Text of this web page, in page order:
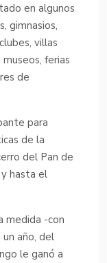
en algunos
gimnasios,
villas
ferias
de
para
de la
del Pan de
hasta el
medida -con
año, del
le ganó a